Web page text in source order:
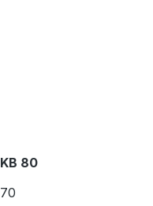
KB 80
70